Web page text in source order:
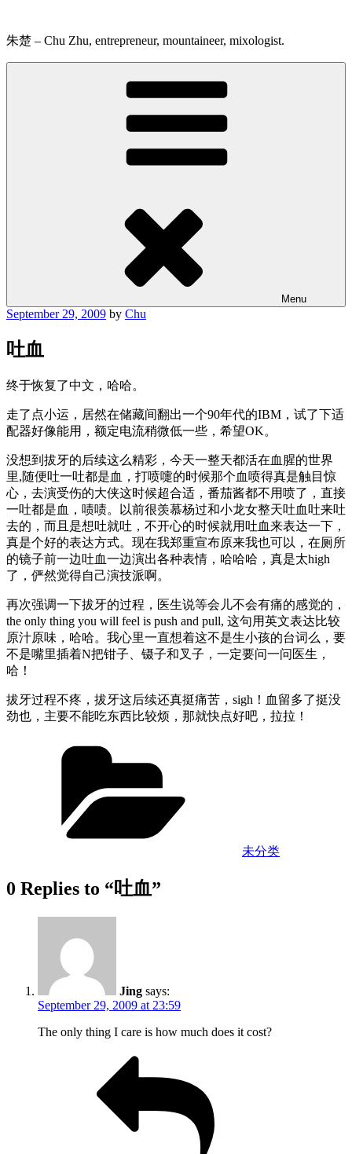
content
朱楚 – Chu Zhu, entrepreneur, mountaineer, mixologist.
Menu
Posted
September 29, 2009 by Chu
吐血
终于恢复了中文，哈哈。
走了点小运，居然在储藏间翻出一个90年代的IBM，试了下适
配器好像能用，额定电流稍微低一些，希望OK。
没想到拔牙的后续这么精彩，今天一整天都活在血腥的世界
里,随便吐一吐都是血，打喷嚏的时候那个血喷得真是触目惊
心，去演受伤的大侠这时候超合适，番茄酱都不用喷了，直接
一吐都是血，啧啧。以前很羡慕杨过和小龙女整天吐血吐来吐
去的，而且是想吐就吐，不开心的时候就用吐血来表达一下，
真是个好的表达方式。现在我郑重宣布原来我也可以，在厕所
的镜子前一边吐血一边演出各种表情，哈哈哈，真是太high
了，俨然觉得自己演技派啊。
再次强调一下拔牙的过程，医生说等会儿不会有痛的感觉的，
the only thing you will feel is push and pull, 这句用英文表达比较
原汁原味，哈哈。我心里一直想着这不是生小孩的台词么，要
不是嘴里插着N把钳子、镊子和叉子，一定要问一问医生，
哈！
拔牙过程不疼，拔牙这后续还真挺痛苦，sigh！血留多了挺没
劲也，主要不能吃东西比较烦，那就快点好吧，拉拉！
未分类
0 Replies to “吐血”
Jing says:
September 29, 2009 at 23:59
The only thing I care is how much does it cost?